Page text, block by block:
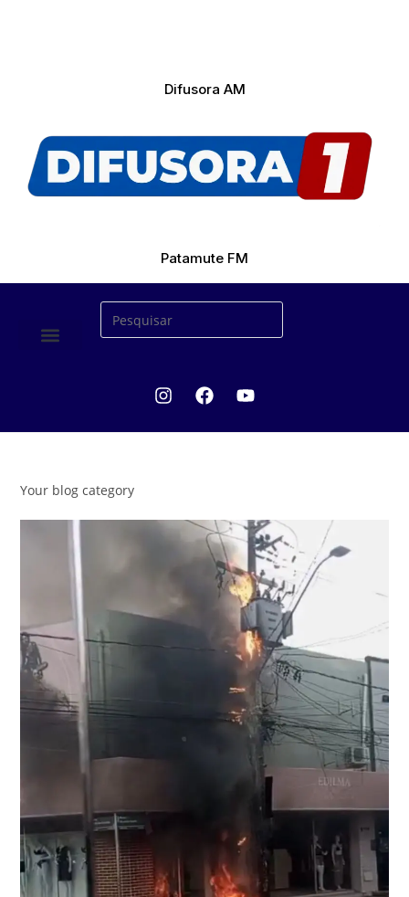
Difusora AM
Patamute FM
Your blog category